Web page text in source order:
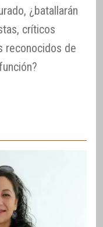
¿batallarán
críticos
reconocidos de